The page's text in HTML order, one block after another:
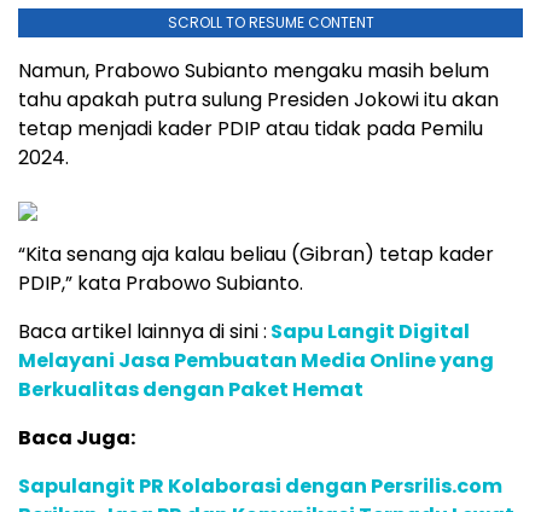
SCROLL TO RESUME CONTENT
Namun, Prabowo Subianto mengaku masih belum
tahu apakah putra sulung Presiden Jokowi itu akan
tetap menjadi kader PDIP atau tidak pada Pemilu
2024.
“Kita senang aja kalau beliau (Gibran) tetap kader
PDIP,” kata Prabowo Subianto.
Baca artikel lainnya di sini : Sapu Langit Digital
Melayani Jasa Pembuatan Media Online yang
Berkualitas dengan Paket Hemat
Baca Juga:
Sapulangit PR Kolaborasi dengan Persrilis.com